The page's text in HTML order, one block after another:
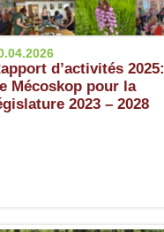
d’activités 2025:
Mécoskop pour la
2023 – 2028